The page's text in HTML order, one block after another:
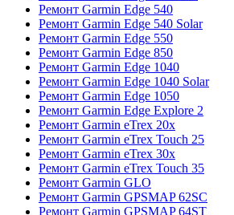
Ремонт Garmin Edge 540
Ремонт Garmin Edge 540 Solar
Ремонт Garmin Edge 550
Ремонт Garmin Edge 850
Ремонт Garmin Edge 1040
Ремонт Garmin Edge 1040 Solar
Ремонт Garmin Edge 1050
Ремонт Garmin Edge Explore 2
Ремонт Garmin eTrex 20x
Ремонт Garmin eTrex Touch 25
Ремонт Garmin eTrex 30x
Ремонт Garmin eTrex Touch 35
Ремонт Garmin GLO
Ремонт Garmin GPSMAP 62SC
Ремонт Garmin GPSMAP 64ST